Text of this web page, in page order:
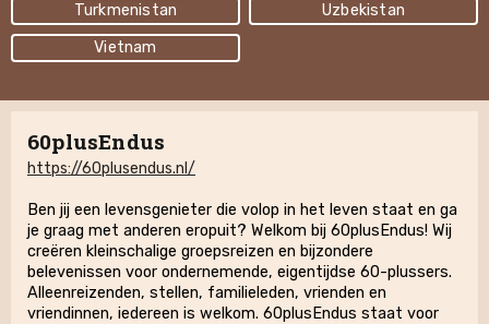
Turkmenistan
Uzbekistan
Vietnam
60plusEndus
https://60plusendus.nl/
Ben jij een levensgenieter die volop in het leven staat en ga
je graag met anderen eropuit? Welkom bij 60plusEndus! Wij
creëren kleinschalige groepsreizen en bijzondere
belevenissen voor ondernemende, eigentijdse 60-plussers.
Alleenreizenden, stellen, familieleden, vrienden en
vriendinnen, iedereen is welkom. 60plusEndus staat voor